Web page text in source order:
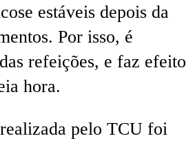
estáveis depois da
Por isso, é
refeições, e faz efeito
hora.
pelo TCU foi